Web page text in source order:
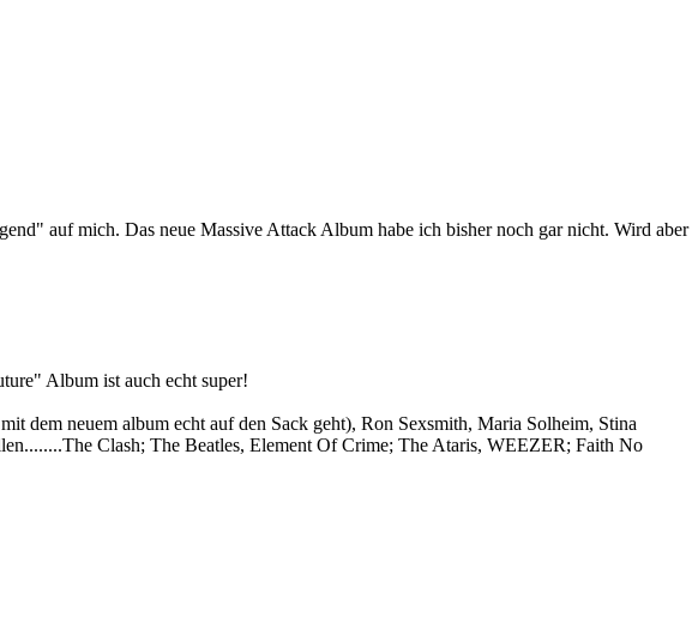
auf mich. Das neue Massive Attack Album habe ich bisher noch gar nicht. Wird aber
Album ist auch echt super!
neuem album echt auf den Sack geht), Ron Sexsmith, Maria Solheim, Stina
Clash; The Beatles, Element Of Crime; The Ataris, WEEZER; Faith No